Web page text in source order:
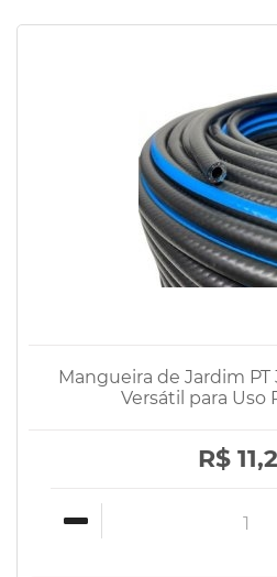
Mangueira de Jardim
Versátil para Uso
R$